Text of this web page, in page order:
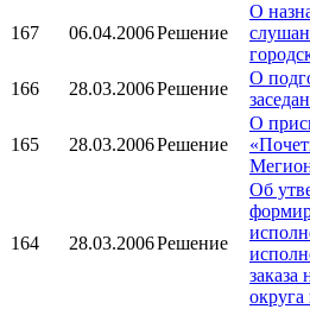
167 06.04.2006Решение
О
166
28.03.2006Решение
О
165 28.03.2006Решение
О
164 28.03.2006Решение
Об
заказа